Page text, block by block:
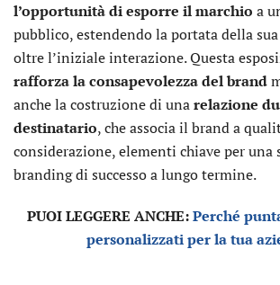
l’opportunità di esporre il marchio a
pubblico, estendendo la portata della
oltre l’iniziale interazione. Questa
rafforza la consapevolezza del brand
anche la costruzione di unarelazione
destinatario, che associa il brand a
considerazione, elementi chiave per una
branding di successo a lungo termine.
PUOI LEGGERE ANCHE:Perché
personalizzati per la tua